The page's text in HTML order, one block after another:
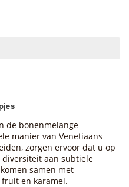
de bonenmelange
manier van Venetiaans
zorgen ervoor dat u op
diversiteit aan subtiele
samen met
fruit en karamel.